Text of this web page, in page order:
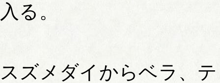
入る。
スズメダイからベラ、